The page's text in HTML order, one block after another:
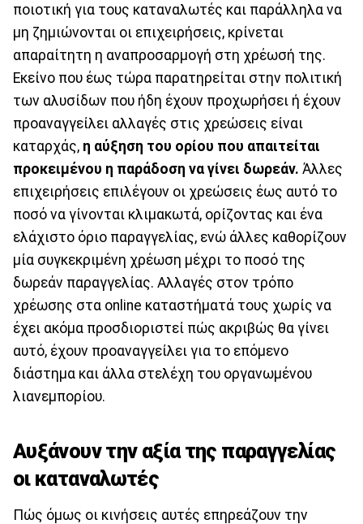
ποιοτική για τους καταναλωτές και παράλληλα να
μη ζημιώνονται οι επιχειρήσεις, κρίνεται
απαραίτητη η αναπροσαρμογή στη χρέωσή της.
Εκείνο που έως τώρα παρατηρείται στην πολιτική
των αλυσίδων που ήδη έχουν προχωρήσει ή έχουν
προαναγγείλει αλλαγές στις χρεώσεις είναι
καταρχάς, η αύξηση του ορίου που απαιτείται
προκειμένου η παράδοση να γίνει δωρεάν. Άλλες
επιχειρήσεις επιλέγουν οι χρεώσεις έως αυτό το
ποσό να γίνονται κλιμακωτά, ορίζοντας και ένα
ελάχιστο όριο παραγγελίας, ενώ άλλες καθορίζουν
μία συγκεκριμένη χρέωση μέχρι το ποσό της
δωρεάν παραγγελίας. Αλλαγές στον τρόπο
χρέωσης στα online καταστήματά τους χωρίς να
έχει ακόμα προσδιοριστεί πώς ακριβώς θα γίνει
αυτό, έχουν προαναγγείλει για το επόμενο
διάστημα και άλλα στελέχη του οργανωμένου
λιανεμπορίου.
Αυξάνουν την αξία της παραγγελίας
οι καταναλωτές
Πώς όμως οι κινήσεις αυτές επηρεάζουν την